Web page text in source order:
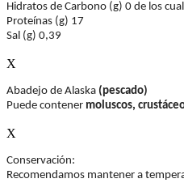
Hidratos de Carbono (g) 0 de los
Proteínas (g) 17
Sal (g) 0,39
X
Abadejo de Alaska (pescado)
Puede contener moluscos,
X
Conservación:
Recomendamos mantener a